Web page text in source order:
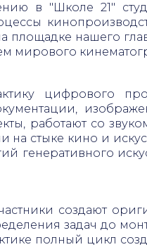
в "Школе 21"
нашего
мирового
цифрового
работают со
стыке кино и
генеративного
создают
задач до
полный цикл